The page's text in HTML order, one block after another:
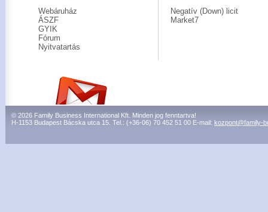
Webáruház
ÁSZF
GYIK
Fórum
Nyitvatartás
Negatív (Down) licit
Market7
© 2026 Family Business International Kft. Minden jog fenntartva!
H-1153 Budapest Bácska utca 15. Tel.: (+36-06) 70 452 51 00 E-mail: kozpont@family-